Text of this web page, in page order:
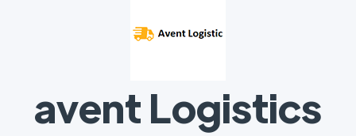
avent Logistics